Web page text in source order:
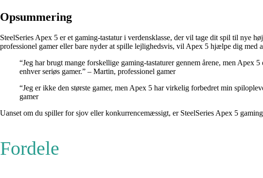
Opsummering
SteelSeries Apex 5 er et gaming-tastatur i verdensklasse, der vil tage dit spil til nye
professionel gamer eller bare nyder at spille lejlighedsvis, vil Apex 5 hjælpe dig
“Jeg har brugt mange forskellige gaming-tastaturer gennem årene, men
enhver seriøs gamer.” – Martin, professionel gamer
“Jeg er ikke den største gamer, men Apex 5 har virkelig forbedret min
gamer
Uanset om du spiller for sjov eller konkurrencemæssigt, er SteelSeries Apex 5
Fordele